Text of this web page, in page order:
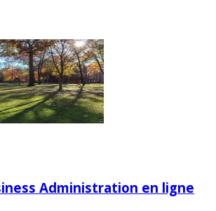
Administration en ligne